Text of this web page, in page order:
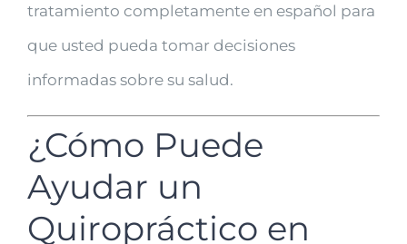
tratamiento completamente en español para
que usted pueda tomar decisiones
informadas sobre su salud.
¿Cómo Puede
Ayudar un
Quiropráctico en